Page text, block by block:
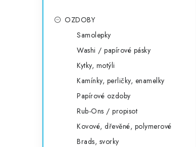
OZDOBY
Samolepky
Washi / papírové pásky
Kytky, motýli
Kamínky, perličky, enamelky
Papírové ozdoby
Rub-Ons / propisot
Kovové, dřevěné, polymerové
Brads, svorky